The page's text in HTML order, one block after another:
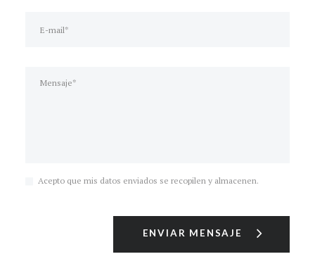
Acepto que mis datos enviados se recopilen y almacenen.